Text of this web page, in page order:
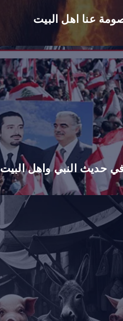
عنا اهل البيت
في حديث النبي واهل البيت